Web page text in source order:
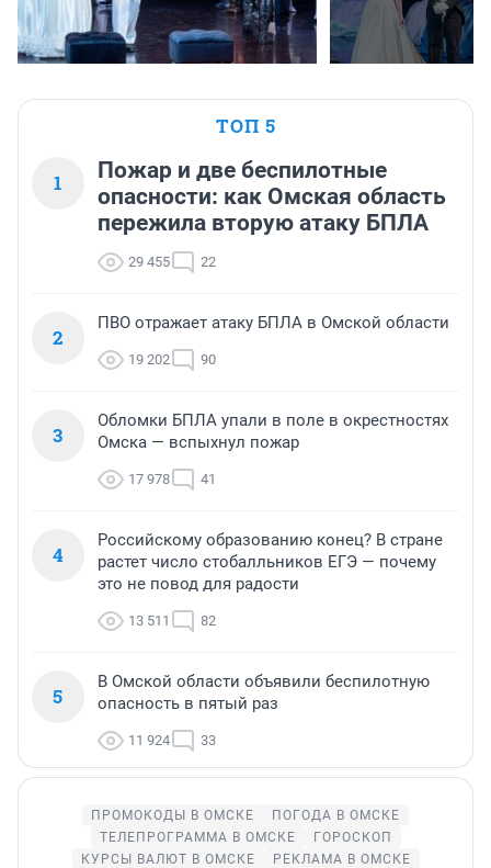
ТОП 5
1
Пожар и две беспилотные
опасности: как Омская область
пережила вторую атаку БПЛА
29 455 22
2
ПВО отражает атаку БПЛА в Омской области
19 202 90
3
Обломки БПЛА упали в поле в окрестностях
Омска — вспыхнул пожар
17 978 41
4
Российскому образованию конец? В стране
растет число стобалльников ЕГЭ — почему
это не повод для радости
13 511 82
5
В Омской области объявили беспилотную
опасность в пятый раз
11 924 33
ПРОМОКОДЫ В ОМСКЕ
ПОГОДА В ОМСКЕ
ТЕЛЕПРОГРАММА В ОМСКЕ
ГОРОСКОП
КУРСЫ ВАЛЮТ В ОМСКЕ
РЕКЛАМА В ОМСКЕ